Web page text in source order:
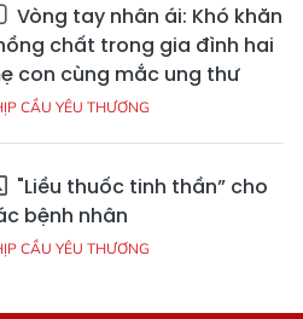
Vòng tay nhân ái: Khó khăn
chất trong gia đình hai
con cùng mắc ung thư
CẦU YÊU THƯƠNG
"Liều thuốc tinh thần” cho
bệnh nhân
CẦU YÊU THƯƠNG